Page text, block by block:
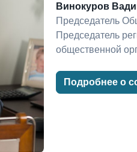
Винокуров
Председатель
Председатель
общественной
Подробнее о